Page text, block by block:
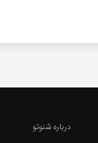
درباره شنوتو